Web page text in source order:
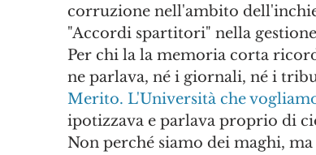
corruzione nell'ambito
"Accordi spartitori" nella
Per chi la la memoria corta
ne parlava, né i giornali, né i
Merito. L'Università che
ipotizzava e parlava proprio di
Non perché siamo dei maghi,